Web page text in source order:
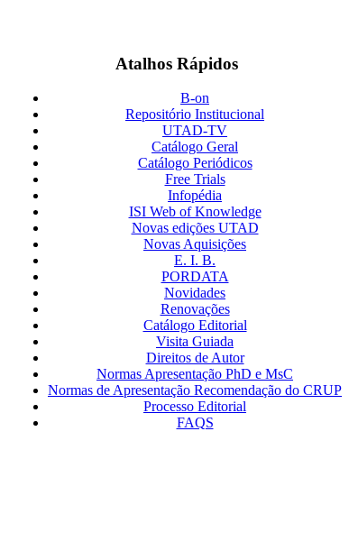
Atalhos Rápidos
B-on
Repositório Institucional
UTAD-TV
Catálogo Geral
Catálogo Periódicos
Free Trials
Infopédia
ISI Web of Knowledge
Novas edições UTAD
Novas Aquisições
E. I. B.
PORDATA
Novidades
Renovações
Catálogo Editorial
Visita Guiada
Direitos de Autor
Normas Apresentação PhD e MsC
Normas de Apresentação Recomendação do CRUP
Processo Editorial
FAQS